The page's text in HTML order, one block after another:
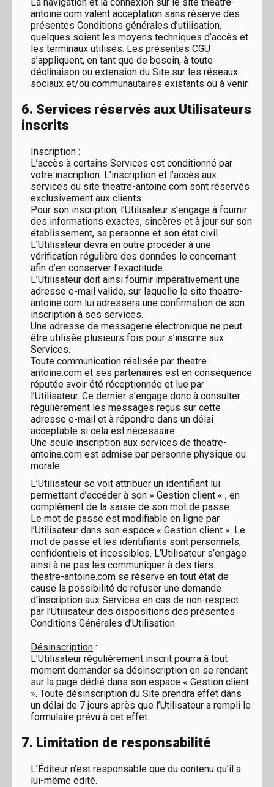
antoine.com valent acceptation sans réserve des
présentes Conditions générales d’utilisation,
quelques soient les moyens techniques d’accès et
les terminaux utilisés. Les présentes CGU
s’appliquent, en tant que de besoin, à toute
déclinaison ou extension du Site sur les réseaux
sociaux et/ou communautaires existants ou à venir.
6. Services réservés aux Utilisateurs
inscrits
Inscription :
L’accès à certains Services est conditionné par
votre inscription. L’inscription et l’accès aux
services du site theatre-antoine.com sont réservés
exclusivement aux clients.
Pour son inscription, l’Utilisateur s’engage à fournir
des informations exactes, sincères et à jour sur son
établissement, sa personne et son état civil.
L’Utilisateur devra en outre procéder à une
vérification régulière des données le concernant
afin d’en conserver l’exactitude.
L’Utilisateur doit ainsi fournir impérativement une
adresse e-mail valide, sur laquelle le site theatre-
antoine.com lui adressera une confirmation de son
inscription à ses services.
Une adresse de messagerie électronique ne peut
être utilisée plusieurs fois pour s’inscrire aux
Services.
Toute communication réalisée par theatre-
antoine.com et ses partenaires est en conséquence
réputée avoir été réceptionnée et lue par
l’Utilisateur. Ce dernier s’engage donc à consulter
régulièrement les messages reçus sur cette
adresse e-mail et à répondre dans un délai
acceptable si cela est nécessaire.
Une seule inscription aux services de theatre-
antoine.com est admise par personne physique ou
morale.
L’Utilisateur se voit attribuer un identifiant lui
permettant d’accéder à son » Gestion client « , en
complément de la saisie de son mot de passe.
Le mot de passe est modifiable en ligne par
l’Utilisateur dans son espace « Gestion client ». Le
mot de passe et les identifiants sont personnels,
confidentiels et incessibles. L’Utilisateur s’engage
ainsi à ne pas les communiquer à des tiers.
theatre-antoine.com se réserve en tout état de
cause la possibilité de refuser une demande
d’inscription aux Services en cas de non-respect
par l’Utilisateur des dispositions des présentes
Conditions Générales d’Utilisation.
Désinscription :
L’Utilisateur régulièrement inscrit pourra à tout
moment demander sa désinscription en se rendant
sur la page dédié dans son espace « Gestion client
». Toute désinscription du Site prendra effet dans
un délai de 7 jours après que l’Utilisateur a rempli le
formulaire prévu à cet effet.
7. Limitation de responsabilité
L’Éditeur n’est responsable que du contenu qu’il a
lui-même édité.